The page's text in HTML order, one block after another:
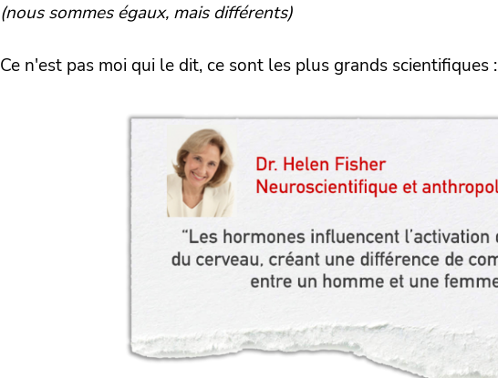
(nous sommes égaux, mais différents)
Ce n'est pas moi qui le dit, ce sont les plus grands scientifiques :